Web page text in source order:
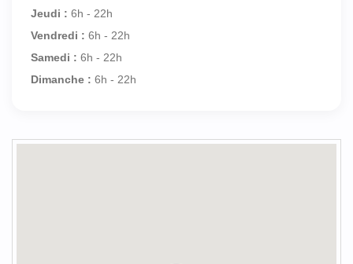
Jeudi : 6h - 22h
Vendredi : 6h - 22h
Samedi : 6h - 22h
Dimanche : 6h - 22h